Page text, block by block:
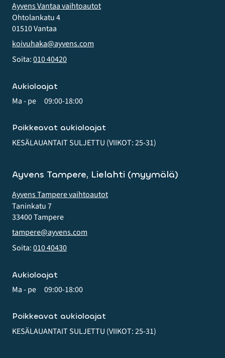
Ayvens Vantaa vaihtoautot
Ohtolankatu 4
01510 Vantaa
koivuhaka@ayvens.com
Soita:010 40420
Aukioloajat
Ma - pe 09:00-18:00
Poikkeavat aukioloajat
KESÄLAUANTAIT SULJETTU (VIIKOT: 25-31)
Ayvens Tampere, Lielahti (myymälä)
Ayvens Tampere vaihtoautot
Taninkatu 7
33400 Tampere
tampere@ayvens.com
Soita:010 40430
Aukioloajat
Ma - pe 09:00-18:00
Poikkeavat aukioloajat
KESÄLAUANTAIT SULJETTU (VIIKOT: 25-31)